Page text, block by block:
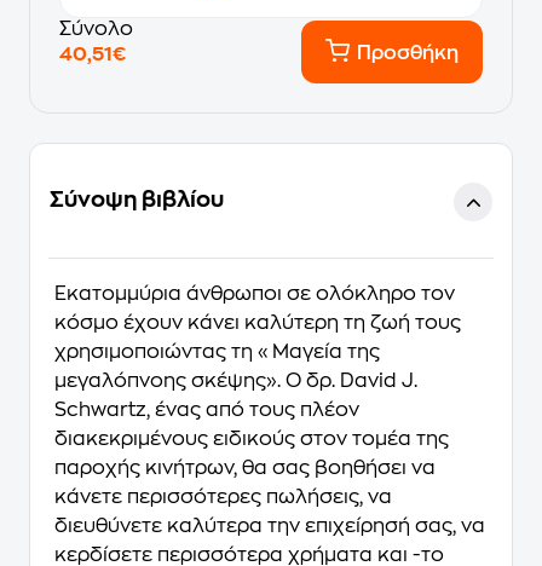
Σύνολο
40,51€
Προσθήκη
Σύνοψη βιβλίου
Εκατομμύρια άνθρωποι σε ολόκληρο τον
κόσμο έχουν κάνει καλύτερη τη ζωή τους
χρησιμοποιώντας τη «Μαγεία της
μεγαλόπνοης σκέψης». Ο δρ. David J.
Schwartz, ένας από τους πλέον
διακεκριμένους ειδικούς στον τομέα της
παροχής κινήτρων, θα σας βοηθήσει να
κάνετε περισσότερες πωλήσεις, να
διευθύνετε καλύτερα την επιχείρησή σας, να
κερδίσετε περισσότερα χρήματα και -το